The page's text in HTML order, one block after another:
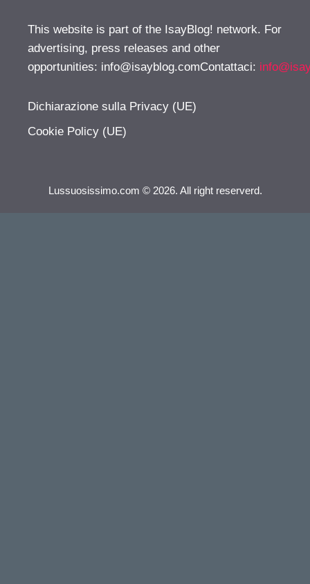
This website is part of the IsayBlog! network. For
advertising, press releases and other
opportunities: info@isayblog.comContattaci:
Dichiarazione sulla Privacy (UE)
Cookie Policy (UE)
Lussuosissimo.com © 2026. All right reserverd.